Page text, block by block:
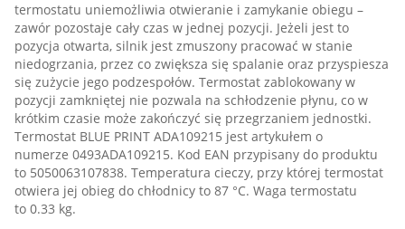
termostatu uniemożliwia otwieranie i zamykanie obiegu –
zawór pozostaje cały czas w jednej pozycji. Jeżeli jest to
pozycja otwarta, silnik jest zmuszony pracować w stanie
niedogrzania, przez co zwiększa się spalanie oraz przyspiesza
się zużycie jego podzespołów. Termostat zablokowany w
pozycji zamkniętej nie pozwala na schłodzenie płynu, co w
krótkim czasie może zakończyć się przegrzaniem jednostki.
Termostat BLUE PRINT ADA109215 jest artykułem o
numerze 0493ADA109215. Kod EAN przypisany do produktu
to 5050063107838. Temperatura cieczy, przy której termostat
otwiera jej obieg do chłodnicy to 87 °C. Waga termostatu
to 0.33 kg.